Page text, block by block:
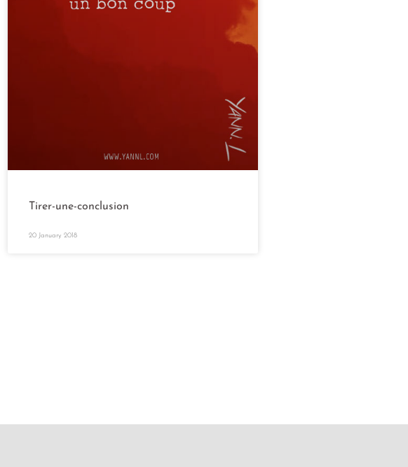
Tirer-une-conclusion
20 January 2018